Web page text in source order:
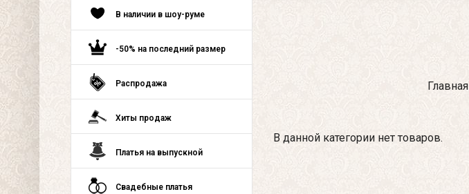
В наличии в шоу-руме
-50% на последний размер
Распродажа
Хиты продаж
Платья на выпускной
Свадебные платья
Главная
В данной категории нет товаров.